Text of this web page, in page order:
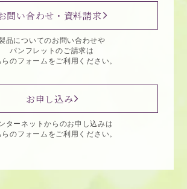
問い合わせ・資料請求
品についてのお問い合わせや
パンフレットのご請求は
らのフォームをご利用ください。
お申し込み
ターネットからのお申し込みは
らのフォームをご利用ください。